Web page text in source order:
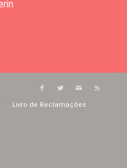
Livro de Reclamações